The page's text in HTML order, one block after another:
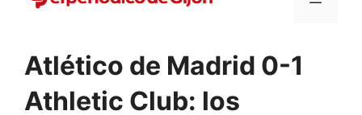
Atlético de Madrid 0-1
Athletic Club: los